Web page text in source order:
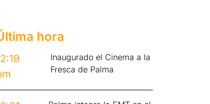
hora
Inaugurado el Cinema a la
Fresca de Palma